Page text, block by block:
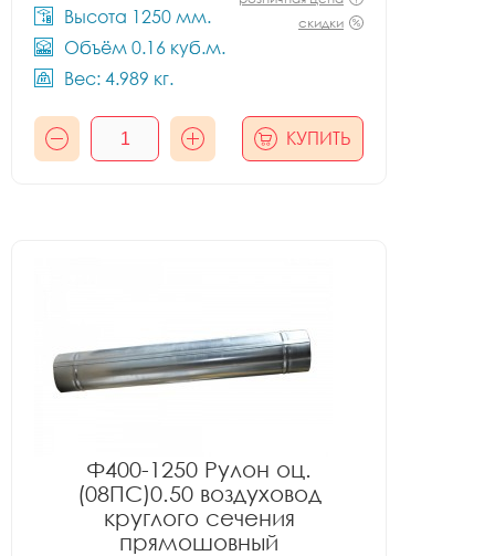
Высота 1250 мм.
Объём 0.16 куб.м.
Вес: 4.989 кг.
скидки
КУПИТЬ
Ф400-1250 Рулон оц.
(08ПС)0.50 воздуховод
круглого сечения
прямошовный